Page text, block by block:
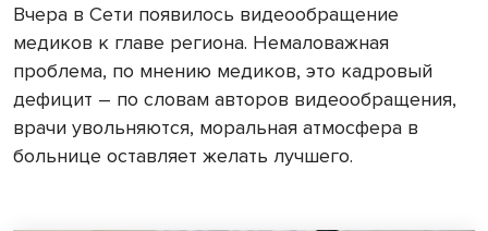
Вчера в Сети появилось видеообращение
медиков к главе региона. Немаловажная
проблема, по мнению медиков, это кадровый
дефицит – по словам авторов видеообращения,
врачи увольняются, моральная атмосфера в
больнице оставляет желать лучшего.